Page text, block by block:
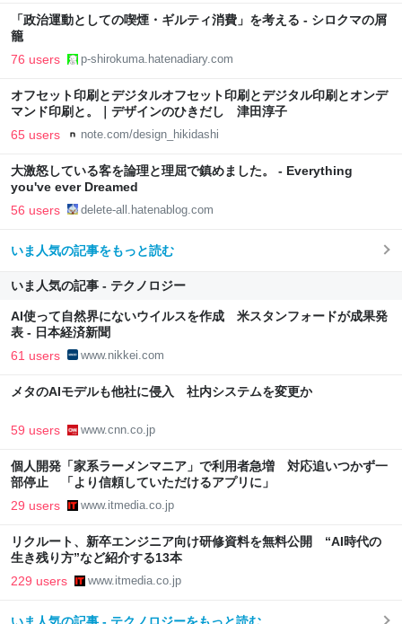
「政治運動としての喫煙・ギルティ消費」を考える - シロクマの屑
籠
76 users p-shirokuma.hatenadiary.com
オフセット印刷とデジタルオフセット印刷とデジタル印刷とオンデ
マンド印刷と。｜デザインのひきだし 津田淳子
65 users note.com/design_hikidashi
大激怒している客を論理と理屈で鎮めました。 - Everything
you've ever Dreamed
56 users delete-all.hatenablog.com
いま人気の記事をもっと読む
いま人気の記事 - テクノロジー
AI使って自然界にないウイルスを作成 米スタンフォードが成果発
表 - 日本経済新聞
61 users www.nikkei.com
メタのAIモデルも他社に侵入 社内システムを変更か
59 users www.cnn.co.jp
個人開発「家系ラーメンマニア」で利用者急増 対応追いつかず一
部停止 「より信頼していただけるアプリに」
29 users www.itmedia.co.jp
リクルート、新卒エンジニア向け研修資料を無料公開 “AI時代の
生き残り方”など紹介する13本
229 users www.itmedia.co.jp